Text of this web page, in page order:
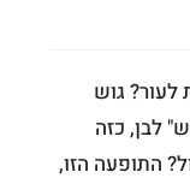
לעור? גוש
לבן, כזה
התופעה הזו,